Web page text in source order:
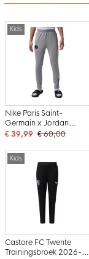
Kids
Nike Paris Saint-
Germain x Jordan
Strike Trainingsbroek
Zwart
€ 39,99 € 60,00
Kids
Castore FC Twente
Trainingsbroek 2026-